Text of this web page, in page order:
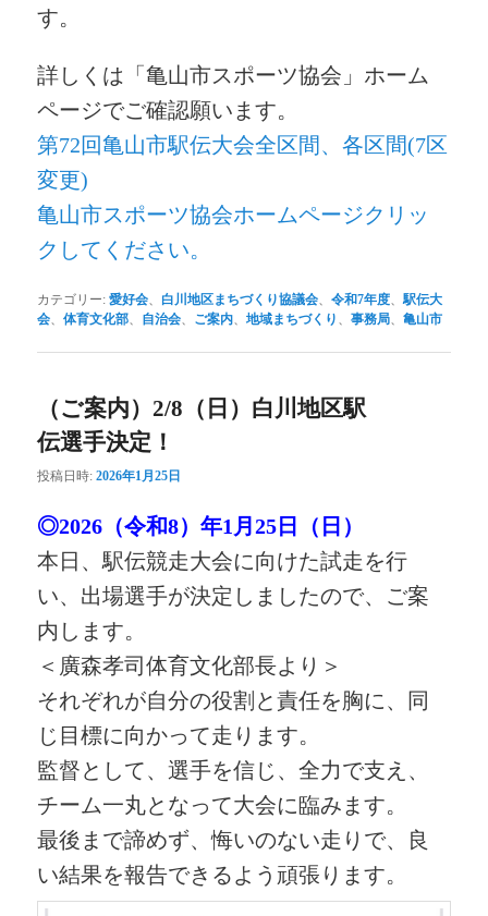
す。
詳しくは「亀山市スポーツ協会」ホーム
ページでご確認願います。
第72回亀山市駅伝大会全区間、各区間(7区
変更)
亀山市スポーツ協会ホームページクリッ
クしてください。
カテゴリー: 愛好会 白川地区まちづくり協議会 、令和7年度 、駅伝大
会 、体育文化部 自治会 ご案内 、地域まちづくり 、事務局 、亀山市
（ご案内）2/8（日）白川地区駅
伝選手決定！
投稿日時:2026年1月25日
◎2026（令和8）年1月25日（日）
本日、駅伝競走大会に向けた試走を行
い、出場選手が決定しましたので、ご案
内します。
＜廣森孝司体育文化部長より＞
それぞれが自分の役割と責任を胸に、同
じ目標に向かって走ります。
監督として、選手を信じ、全力で支え、
チーム一丸となって大会に臨みます。
最後まで諦めず、悔いのない走りで、良
い結果を報告できるよう頑張ります。